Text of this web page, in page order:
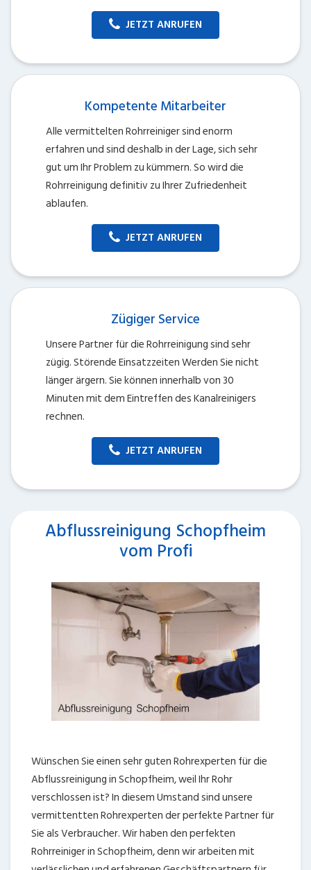
JETZT ANRUFEN
Kompetente Mitarbeiter
Alle vermittelten Rohrreiniger sind enorm
erfahren und sind deshalb in der Lage, sich sehr
gut um Ihr Problem zu kümmern. So wird die
Rohrreinigung definitiv zu Ihrer Zufriedenheit
ablaufen.
JETZT ANRUFEN
Zügiger Service
Unsere Partner für die Rohrreinigung sind sehr
zügig. Störende Einsatzzeiten Werden Sie nicht
länger ärgern. Sie können innerhalb von 30
Minuten mit dem Eintreffen des Kanalreinigers
rechnen.
JETZT ANRUFEN
Abflussreinigung Schopfheim
vom Profi
Wünschen Sie einen sehr guten Rohrexperten für die
Abflussreinigung in Schopfheim, weil Ihr Rohr
verschlossen ist? In diesem Umstand sind unsere
vermittentten Rohrexperten der perfekte Partner für
Sie als Verbraucher. Wir haben den perfekten
Rohrreiniger in Schopfheim, denn wir arbeiten mit